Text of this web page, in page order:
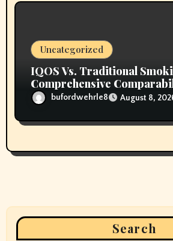
Uncategorized
IQOS Vs. Traditional
Comprehensive
bufordwehrle8 August 8,
Search